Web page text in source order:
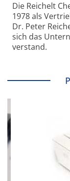
Die Reichelt
1978 als
Dr. Peter
sich das
verstand.